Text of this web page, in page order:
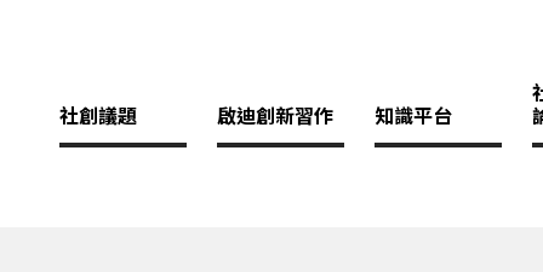
社創議題 啟迪創新習作 知識平台